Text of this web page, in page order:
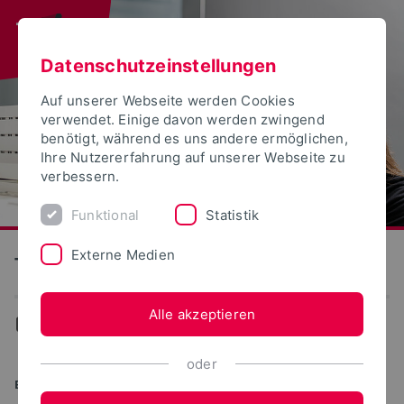
Technische Hochschule Ostwestfalen-Lippe
Studiengänge
BACHELOR OF ARTS (B.A.)
Datenschutzeinstellungen
Auf unserer Webseite werden Cookies
verwendet. Einige davon werden zwingend
benötigt, während es uns andere ermöglichen,
Ihre Nutzererfahrung auf unserer Webseite zu
verbessern.
Funktional Statistik
Externe Medien
Alle akzeptieren
oder